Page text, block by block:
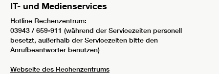
IT- und Medienservices
Hotline Rechenzentrum:
03943 / 659-911 (während der Servicezeiten personell
besetzt, außerhalb der Servicezeiten bitte den
Anrufbeantworter benutzen)
Webseite des Rechenzentrums